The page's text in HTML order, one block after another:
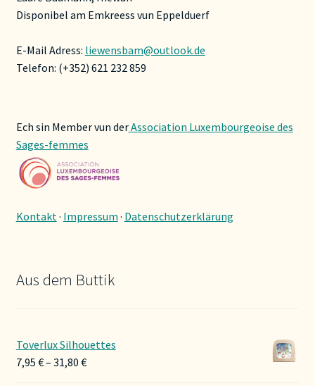
Disponibel am Emkreess vun Eppelduerf
E-Mail Adress: liewensbam@outlook.de
Telefon: (+352) 621 232 859
Ech sin Member vun derAssociation Luxembourgeoise des
Sages-femmes
Kontakt · Impressum · Datenschutzerklärung
Aus dem Buttik
Toverlux Silhouettes
7,95 €– 31,80 €Preisspanne: